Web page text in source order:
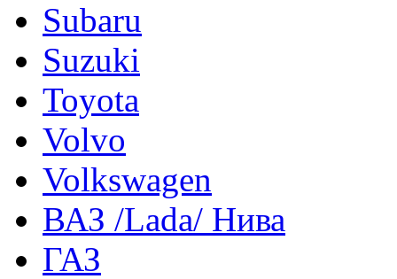
Subaru
Suzuki
Toyota
Volvo
Volkswagen
ВАЗ /Lada/ Нива
ГАЗ